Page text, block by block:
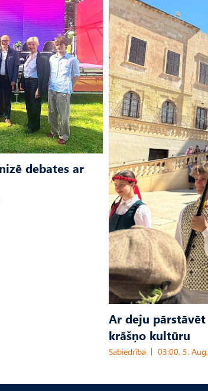
debates ar
Ar deju
krāšņo kultūru
Sabiedrība 03:00, 5.